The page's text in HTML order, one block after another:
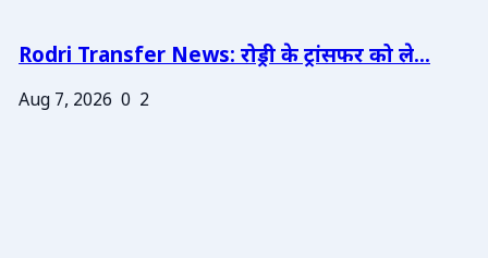
Rodri Transfer News: रोड्री के ट्रांसफर को ले...
Aug 7, 2026 0 2